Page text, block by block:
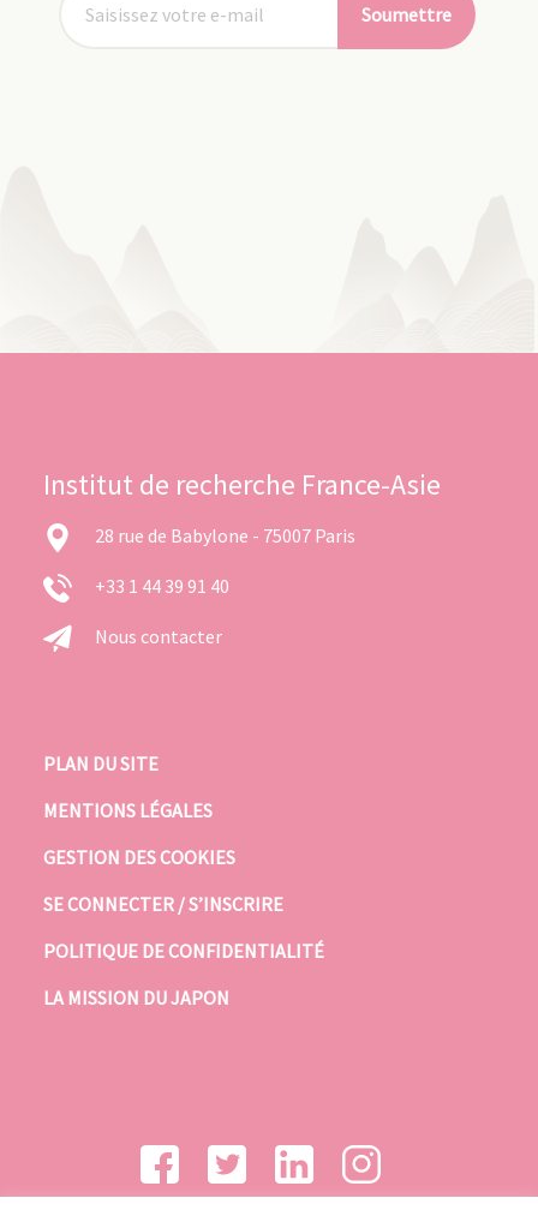
Soumettre
Institut de recherche France-Asie
28 rue de Babylone - 75007 Paris
+33 1 44 39 91 40
Nous contacter
PLAN DU SITE
MENTIONS LÉGALES
GESTION DES COOKIES
SE CONNECTER / S’INSCRIRE
POLITIQUE DE CONFIDENTIALITÉ
LA MISSION DU JAPON